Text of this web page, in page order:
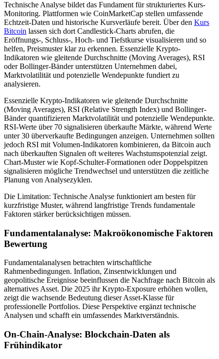
Technische Analyse bildet das Fundament für strukturiertes Kurs-
Monitoring. Plattformen wie CoinMarketCap stellen umfassende
Echtzeit-Daten und historische Kursverläufe bereit. Über den Kurs
Bitcoin lassen sich dort Candlestick-Charts abrufen, die
Eröffnungs-, Schluss-, Hoch- und Tiefstkurse visualisieren und so
helfen, Preismuster klar zu erkennen. Essenzielle Krypto-
Indikatoren wie gleitende Durchschnitte (Moving Averages), RSI
oder Bollinger-Bänder unterstützen Unternehmen dabei,
Marktvolatilität und potenzielle Wendepunkte fundiert zu
analysieren.
Essenzielle Krypto-Indikatoren wie gleitende Durchschnitte
(Moving Averages), RSI (Relative Strength Index) und Bollinger-
Bänder quantifizieren Marktvolatilität und potenzielle Wendepunkte.
RSI-Werte über 70 signalisieren überkaufte Märkte, während Werte
unter 30 überverkaufte Bedingungen anzeigen. Unternehmen sollten
jedoch RSI mit Volumen-Indikatoren kombinieren, da Bitcoin auch
nach überkauften Signalen oft weiteres Wachstumspotenzial zeigt.
Chart-Muster wie Kopf-Schulter-Formationen oder Doppelspitzen
signalisieren mögliche Trendwechsel und unterstützen die zeitliche
Planung von Analysezyklen.
Die Limitation: Technische Analyse funktioniert am besten für
kurzfristige Muster, während langfristige Trends fundamentale
Faktoren stärker berücksichtigen müssen.
Fundamentalanalyse: Makroökonomische Faktoren
Bewertung
Fundamentalanalysen betrachten wirtschaftliche
Rahmenbedingungen. Inflation, Zinsentwicklungen und
geopolitische Ereignisse beeinflussen die Nachfrage nach Bitcoin als
alternatives Asset. Die 2025 ihr Krypto-Exposure erhöhen wollen,
zeigt die wachsende Bedeutung dieser Asset-Klasse für
professionelle Portfolios. Diese Perspektive ergänzt technische
Analysen und schafft ein umfassendes Marktverständnis.
On-Chain-Analyse: Blockchain-Daten als
Frühindikator